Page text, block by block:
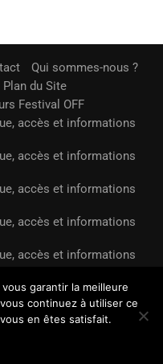
Qui sommes-nous ?
Plan du Site
Festival OFF
accès et informations
accès et informations
accès et informations
accès et informations
accès et informations
accès et informations
formulaire et
garantir la meilleure
continuez à utiliser ce
en êtes satisfait.